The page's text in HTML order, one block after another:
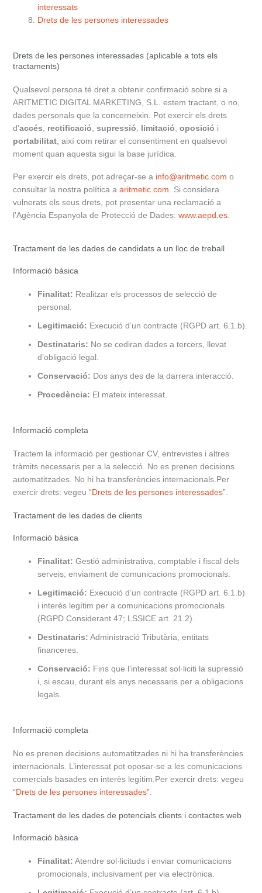
interessats
Drets de les persones interessades
Drets de les persones interessades (aplicable a tots els
tractaments)
Qualsevol persona té dret a obtenir confirmació sobre si a
ARITMETIC DIGITAL MARKETING, S.L. estem tractant, o no,
dades personals que la concerneixin. Pot exercir els drets
d’accés, rectificació,supressió, limitació,oposició i
portabilitat, així com retirar el consentiment en qualsevol
moment quan aquesta sigui la base jurídica.
Per exercir els drets, pot adreçar-se a info@aritmetic.com o
consultar la nostra política aaritmetic.com . Si considera
vulnerats els seus drets, pot presentar una reclamació a
l’Agència Espanyola de Protecció de Dades:www.aepd.es
Tractament de les dades de candidats a un lloc de treball
Informació bàsica
Finalitat: Realitzar els processos de selecció de
personal.
Legitimació: Execució d’un contracte (RGPD art. 6.1.b).
Destinataris: No se cediran dades a tercers, llevat
d’obligació legal.
Conservació: Dos anys des de la darrera interacció.
Procedència: El mateix interessat.
Informació completa
Tractem la informació per gestionar CV, entrevistes i altres
tràmits necessaris per a la selecció. No es prenen decisions
automatitzades. No hi ha transferències internacionals.Per
exercir drets: vegeu“Drets de les persones interessades”
Tractament de les dades de clients
Informació bàsica
Finalitat: Gestió administrativa, comptable i fiscal dels
serveis; enviament de comunicacions promocionals.
Legitimació: Execució d’un contracte (RGPD art. 6.1.b)
i interès legítim per a comunicacions promocionals
(RGPD Considerant 47; LSSICE art. 21.2).
Destinataris: Administració Tributària; entitats
financeres.
Conservació: Fins que l’interessat sol·liciti la supressió
i, si escau, durant els anys necessaris per a obligacions
legals.
Informació completa
No es prenen decisions automatitzades ni hi ha transferències
internacionals. L’interessat pot oposar-se a les comunicacions
comercials basades en interès legítim.Per exercir drets: vegeu
“Drets de les persones interessades”
Tractament de les dades de potencials clients i contactes web
Informació bàsica
Finalitat: Atendre sol·licituds i enviar comunicacions
promocionals, inclusivament per via electrònica.